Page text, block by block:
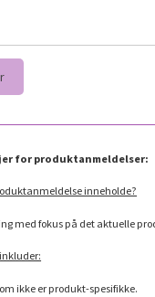
for produktanmeldelser:
inneholde?
med fokus på det aktuelle
ikke er produkt-spesifikke.